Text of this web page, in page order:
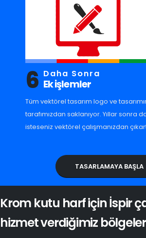
6 Daha Sonra
Ek işlemler
Tüm vektörel tasarım logo ve
tarafımızdan saklanıyor. Yıllar sonra
isteseniz vektörel çalışmanızdan
TASARLAMAYA BAŞLA
Krom kutu harf için İspir
hizmet verdiğimiz bölgeler